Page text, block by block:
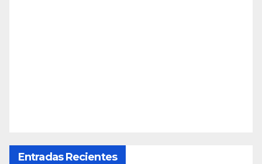
Entradas Recientes